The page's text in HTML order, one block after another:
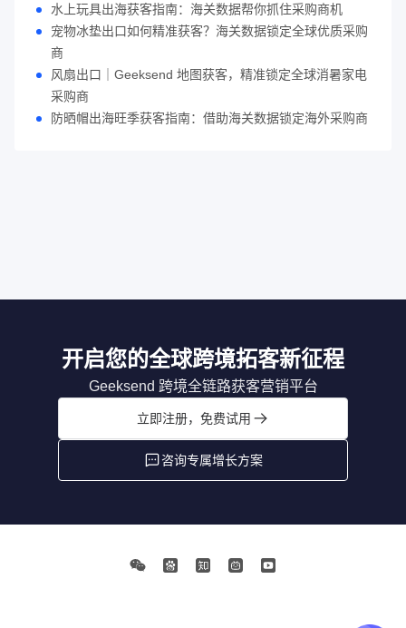
水上玩具出海获客指南：海关数据帮你抓住采购商机
宠物冰垫出口如何精准获客？海关数据锁定全球优质采购
商
风扇出口｜Geeksend 地图获客，精准锁定全球消暑家电
采购商
防晒帽出海旺季获客指南：借助海关数据锁定海外采购商
开启您的全球跨境拓客新征程
Geeksend 跨境全链路获客营销平台
立即注册，免费试用
咨询专属增长方案